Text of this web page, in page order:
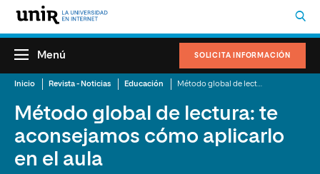
SOLICITA INFORMACIÓN
Menú
Inicio Revista - Noticias Educación
Método global de lectura: te
aconsejamos cómo aplicarlo
en el aula